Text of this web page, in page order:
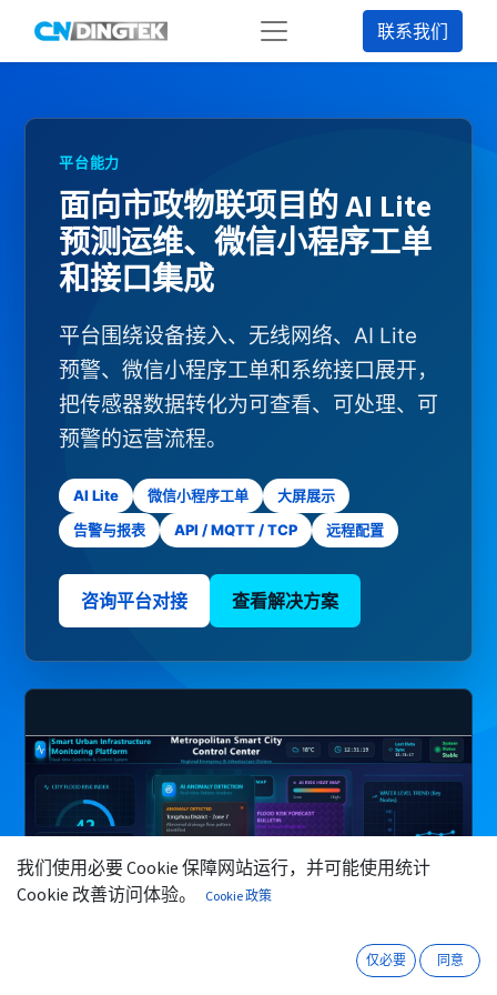
联系我们
平台能力
面向市政物联项目的 AI Lite
预测运维、微信小程序工单
和接口集成
平台围绕设备接入、无线网络、AI Lite
预警、微信小程序工单和系统接口展开，
把传感器数据转化为可查看、可处理、可
预警的运营流程。
AI Lite 微信小程序工单
大屏展示
告警与报表
API / MQTT / TCP 远程配置
咨询平台对接 查看解决方案
我们使用必要 Cookie 保障网站运行，并可能使用统计
Cookie 改善访问体验。
Cookie 政策
仅必要 同意